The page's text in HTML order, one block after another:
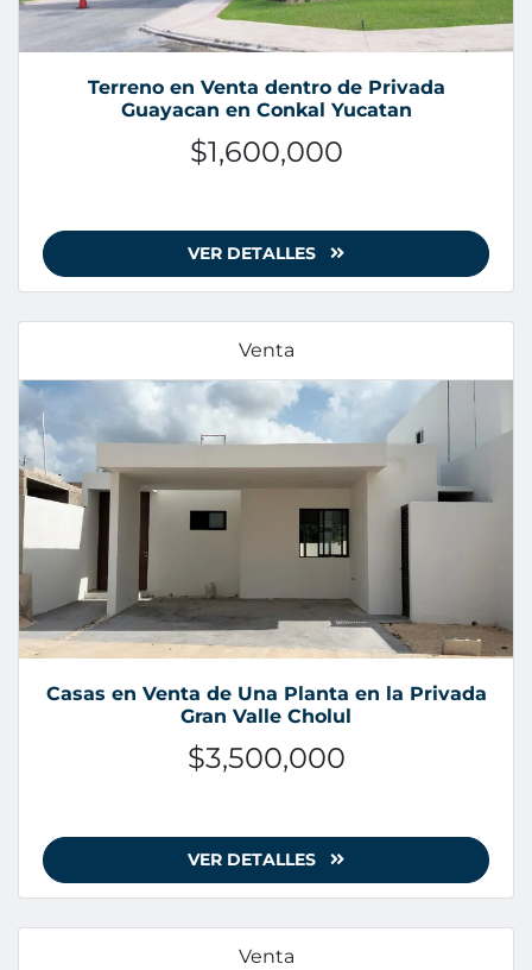
Terreno en Venta dentro de Privada
Guayacan en Conkal Yucatan
$1,600,000
VER DETALLES
Venta
Casas en Venta de Una Planta en la Privada
Gran Valle Cholul
$3,500,000
VER DETALLES
Venta